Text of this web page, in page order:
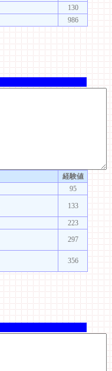
130
986
経験値
95
133
223
297
356